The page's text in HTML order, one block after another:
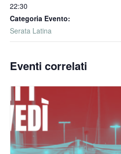
22:30
Categoria Evento:
Serata Latina
Eventi correlati